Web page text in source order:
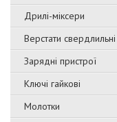
Дрилі-міксери
Верстати свердлильні
Зарядні пристрої
Ключі гайкові
Молотки